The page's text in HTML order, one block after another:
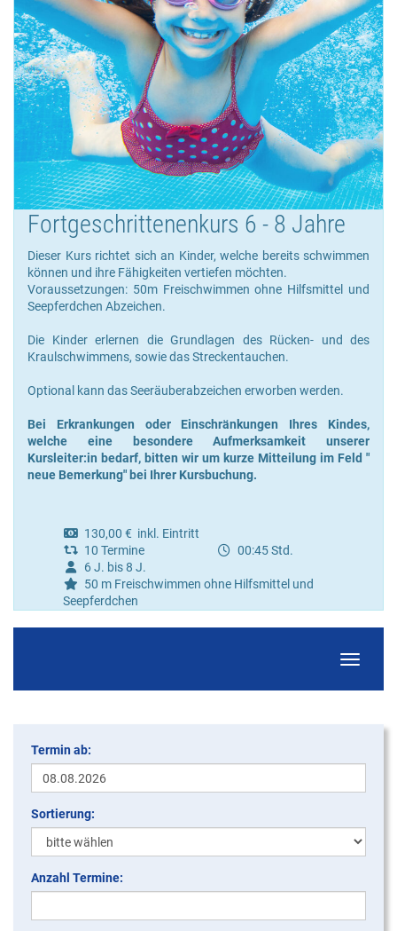
Fortgeschrittenenkurs 6 - 8 Jahre
Dieser Kurs richtet sich an Kinder, welche bereits schwimmen
können und ihre Fähigkeiten vertiefen möchten.
Voraussetzungen: 50m Freischwimmen ohne Hilfsmittel und
Seepferdchen Abzeichen.
Die Kinder erlernen die Grundlagen des Rücken- und des
Kraulschwimmens, sowie das Streckentauchen.
Optional kann das Seeräuberabzeichen erworben werden.
Bei Erkrankungen oder Einschränkungen Ihres Kindes,
welche eine besondere Aufmerksamkeit unserer
Kursleiter:in bedarf, bitten wir um kurze Mitteilung im Feld "
neue Bemerkung" bei Ihrer Kursbuchung.
130,00 € inkl. Eintritt
10 Termine
00:45 Std.
6 J. bis 8 J.
50 m Freischwimmen ohne Hilfsmittel und
Seepferdchen
Termin ab:
Sortierung:
Anzahl Termine: